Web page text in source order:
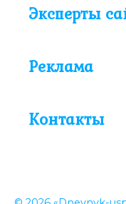
Эксперты
Реклама
Контакты